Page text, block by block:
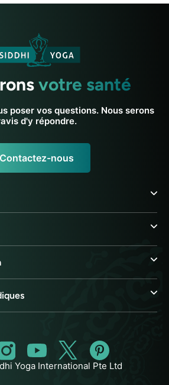
votre santé
poser vos questions. Nous serons
d'y répondre.
Contactez-nous
Yoga International Pte Ltd